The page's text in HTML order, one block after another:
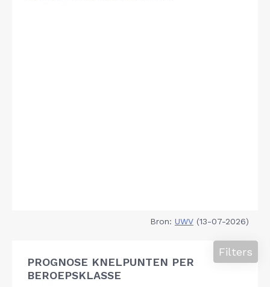
Bron: UWV (13-07-2026)
PROGNOSE KNELPUNTEN PER
BEROEPSKLASSE
Filters